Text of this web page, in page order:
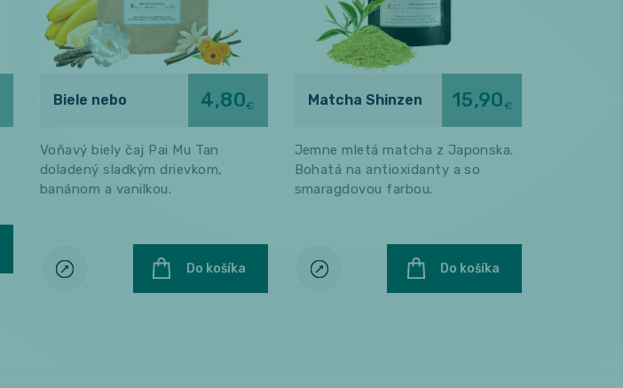
Biele nebo 4,80€
Voňavý biely čaj Pai Mu Tan
doladený sladkým drievkom,
banánom a vanilkou.
Do košíka
Matcha Shinzen 15,90€
Jemne mletá matcha z Japonska.
Bohatá na antioxidanty a so
smaragdovou farbou.
Do košíka